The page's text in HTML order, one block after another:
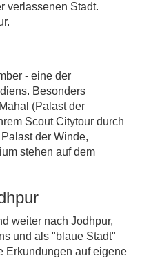
verlassenen Stadt.
- eine der
Besonders
(Palast der
Scout Citytour durch
der Winde,
stehen auf dem
weiter nach Jodhpur,
und als "blaue Stadt"
Erkundungen auf eigene